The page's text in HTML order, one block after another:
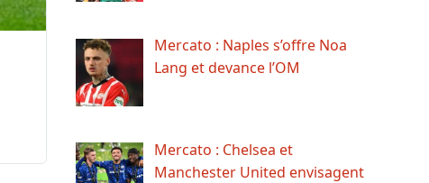
Mercato : Naples s’offre Noa
Lang et devance l’OM
Mercato : Chelsea et
Manchester United envisagent